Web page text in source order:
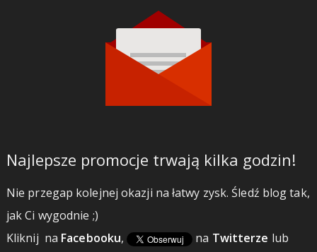
Najlepsze promocje trwają kilka godzin!
Nie przegap kolejnej okazji na łatwy zysk. Śledź blog tak,
jak Ci wygodnie ;)
Kliknij na Facebooku, na Twitterze lub